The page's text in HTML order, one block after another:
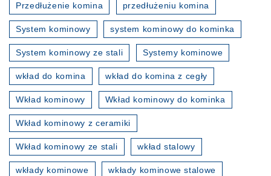
Przedłużenie komina przedłużeniu komina
System kominowy system kominowy do kominka
System kominowy ze stali Systemy kominowe
wkład do komina wkład do komina z cegły
Wkład kominowy Wkład kominowy do kominka
Wkład kominowy z ceramiki
Wkład kominowy ze stali wkład stalowy
wkłady kominowe wkłady kominowe stalowe